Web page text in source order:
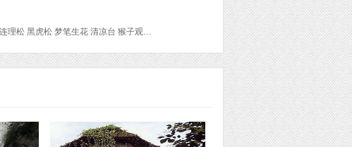
徽州古城 徽州府衙 斗山街 渔梁坝 速8酒店(黄山南门换乘总站店) 云谷索道 始信峰 连理松 黑虎松 梦笔生花 清凉台 猴子观海 狮子峰 团结松 丹霞峰 排云亭 西海大峡谷 光明顶 飞来石 行知亭 黄山排云型旅 鳌鱼峰 鳌鱼洞 步仙桥 玉屏楼 海豚石 送客松 迎客松 玉屏索道 宏村景区 宏村天涯客栈 月沼 水圳 南湖书院 承志堂 树人堂 汪氏宗祠 汪大燮故居 五树参天 南湖 乐叙堂 敬德堂 西递 黟县桂花楼客栈 胡文光牌坊 西园 东园 旷古斋 青云轩 尚德堂 追慕堂 敦仁堂 履福堂 桃李园 膺福堂 敬爱堂